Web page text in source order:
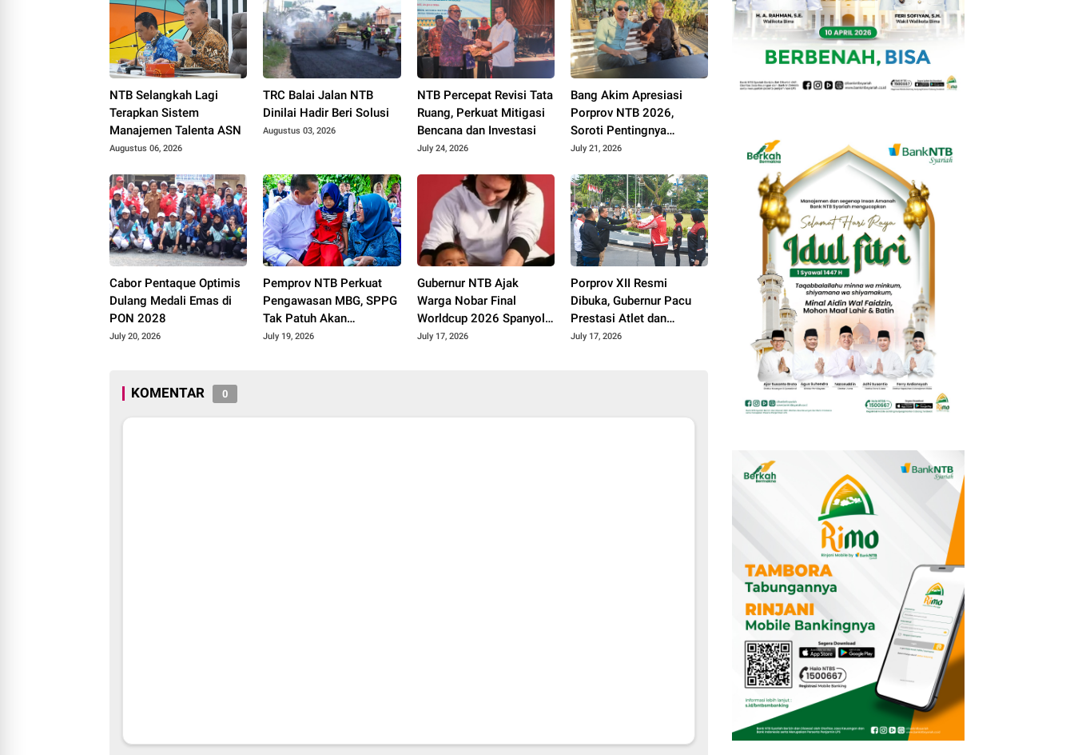
NTB Selangkah Lagi
Terapkan Sistem
Manajemen Talenta ASN
Augustus 06, 2026
TRC Balai Jalan NTB
Dinilai Hadir Beri Solusi
Augustus 03, 2026
NTB Percepat Revisi Tata
Ruang, Perkuat Mitigasi
Bencana dan Investasi
July 24, 2026
Bang Akim Apresiasi
Porprov NTB 2026,
Soroti Pentingnya
July 21, 2026
Cabor Pentaque Optimis
Dulang Medali Emas di
PON 2028
July 20, 2026
Pemprov NTB Perkuat
Pengawasan MBG, SPPG
Tak Patuh Akan
Dievaluasi
July 19, 2026
Gubernur NTB Ajak
Warga Nobar Final
Worldcup 2026 Spanyol
VS Argentina
July 17, 2026
Porprov XII Resmi
Dibuka, Gubernur Pacu
Prestasi Atlet dan
Kesiapan PON 2028
July 17, 2026
KOMENTAR 0